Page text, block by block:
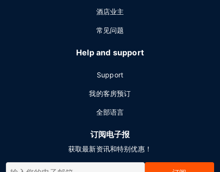
酒店业主
常见问题
Help and support
Support
我的客房预订
全部语言
订阅电子报
获取最新资讯和特别优惠！